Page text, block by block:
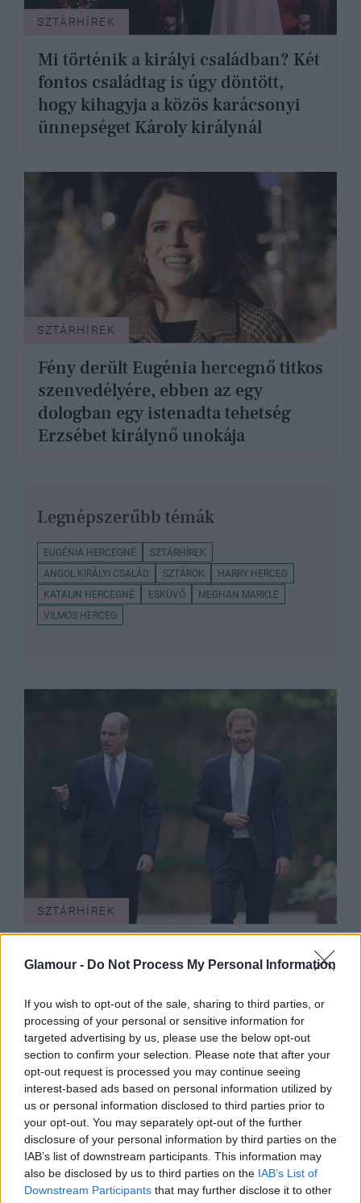
Glamour - Do Not Process My Personal Information
If you wish to opt-out of the sale, sharing to third parties, or
processing of your personal or sensitive information for
targeted advertising by us, please use the below opt-out
section to confirm your selection. Please note that after your
opt-out request is processed you may continue seeing
interest-based ads based on personal information utilized by
us or personal information disclosed to third parties prior to
your opt-out. You may separately opt-out of the further
disclosure of your personal information by third parties on the
IAB’s list of downstream participants. This information may
also be disclosed by us to third parties on the IAB’s List of
Downstream Participants that may further disclose it to other
SZTÁRHÍREK
Mi történik a királyi családban? Két
fontos családtag is úgy döntött,
hogy kihagyja a közös karácsonyi
ünnepséget Károly királynál
SZTÁRHÍREK
Fény derült Eugénia hercegnő titkos
szenvedélyére, ebben az egy
dologban egy istenadta tehetség
Erzsébet királynő unokája
Legnépszerűbb témák
EUGÉNIA HERCEGNÉ
SZTÁRHÍREK
ANGOL KIRÁLYI CSALÁD
SZTÁROK
HARRY HERCEG
KATALIN HERCEGNÉ
ESKÜVŐ
MEGHAN MARKLE
VILMOS HERCEG
SZTÁRHÍREK
Vilmos herceget: kulcsfontosságú
szerepet kaphat a királyi család
egyik tagja